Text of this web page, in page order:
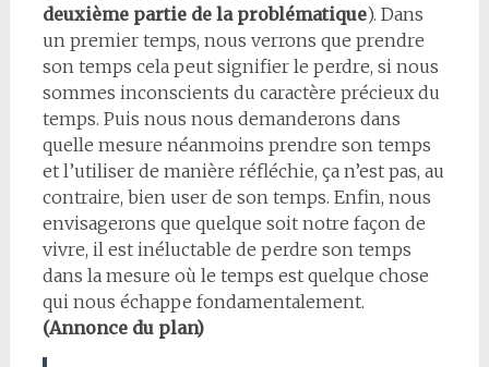
deuxième partie de la problématique). Dans
un premier temps, nous verrons que prendre
son temps cela peut signifier le perdre, si nous
sommes inconscients du caractère précieux du
temps. Puis nous nous demanderons dans
quelle mesure néanmoins prendre son temps
et l’utiliser de manière réfléchie, ça n’est pas, au
contraire, bien user de son temps. Enfin, nous
envisagerons que quelque soit notre façon de
vivre, il est inéluctable de perdre son temps
dans la mesure où le temps est quelque chose
qui nous échappe fondamentalement.
(Annonce du plan)